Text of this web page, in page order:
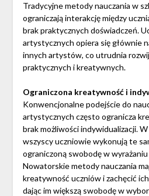
Tradycyjne metody nauczania w
ograniczają interakcję między
brak praktycznych doświadczeń.
artystycznych opiera się głównie
innych artystów, co utrudnia
praktycznych i kreatywnych.
Ograniczona kreatywność i
Konwencjonalne podejście do
artystycznych często ogranicza
brak możliwości indywidualizacji.
wszyscy uczniowie wykonują te
ograniczoną swobodę w
Nowatorskie metody nauczania
kreatywność uczniów i zachęcić
dając im większą swobodę w